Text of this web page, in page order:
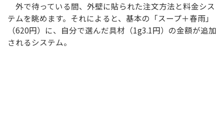
外で待っている間、外壁に貼られた注文方法と料金シス
テムを眺めます。それによると、基本の「スープ＋春雨」
（620円）に、自分で選んだ具材（1g3.1円）の金額が追加
されるシステム。